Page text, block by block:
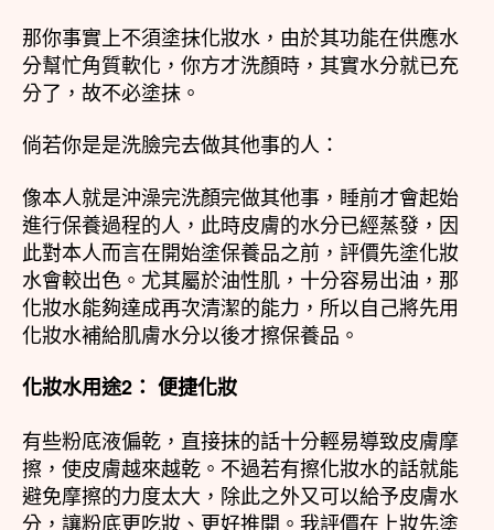
那你事實上不須塗抹化妝水，由於其功能在供應水
分幫忙角質軟化，你方才洗顏時，其實水分就已充
分了，故不必塗抹。
倘若你是是洗臉完去做其他事的人：
像本人就是沖澡完洗顏完做其他事，睡前才會起始
進行保養過程的人，此時皮膚的水分已經蒸發，因
此對本人而言在開始塗保養品之前，評價先塗化妝
水會較出色。尤其屬於油性肌，十分容易出油，那
化妝水能夠達成再次清潔的能力，所以自己將先用
化妝水補給肌膚水分以後才擦保養品。
化妝水用途2： 便捷化妝
有些粉底液偏乾，直接抹的話十分輕易導致皮膚摩
擦，使皮膚越來越乾。不過若有擦化妝水的話就能
避免摩擦的力度太大，除此之外又可以給予皮膚水
分，讓粉底更吃妝、更好推開。我評價在上妝先塗